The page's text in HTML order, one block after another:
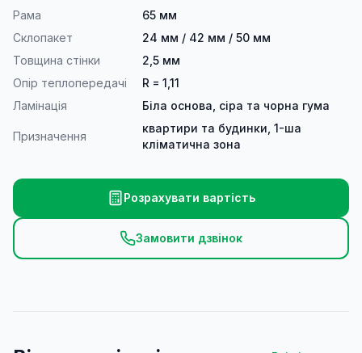
Рама
65 мм
Склопакет
24 мм / 42 мм / 50 мм
Товщина стінки
2,5 мм
Опір теплопередачі
R = 1,11
Ламінація
Біла основа, сіра та чорна гума
Призначення
квартири та будинки, 1-ша
кліматична зона
Розрахувати вартість
Замовити дзвінок